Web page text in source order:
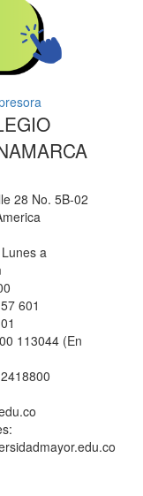
28 No. 5B-02
a
601
113044 (En